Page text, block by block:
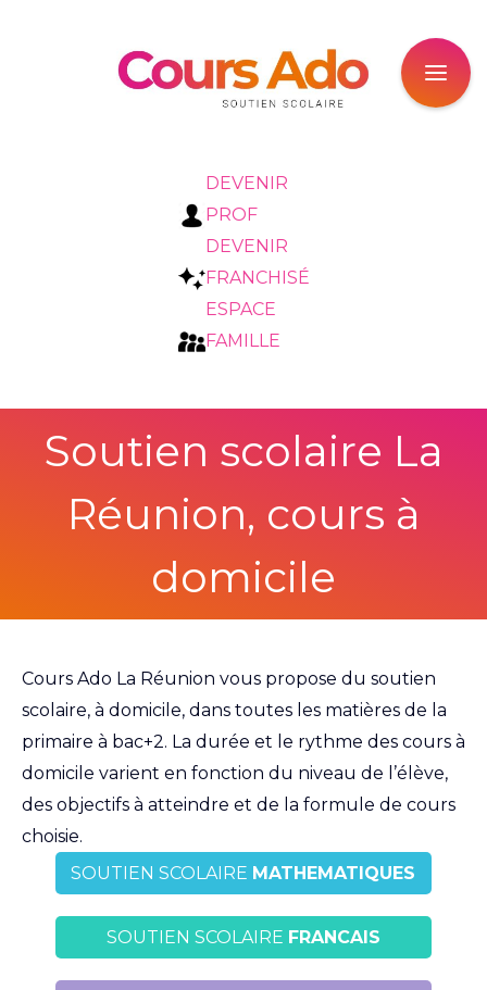
DEVENIR
PROF
DEVENIR
FRANCHISÉ
ESPACE
FAMILLE
Soutien scolaire La
Réunion, cours à
domicile
Cours Ado La Réunion vous propose du soutien
scolaire, à domicile, dans toutes les matières de la
primaire à bac+2. La durée et le rythme des cours à
domicile varient en fonction du niveau de l’élève,
des objectifs à atteindre et de la formule de cours
choisie.
SOUTIEN SCOLAIRE MATHEMATIQUES
SOUTIEN SCOLAIRE FRANCAIS